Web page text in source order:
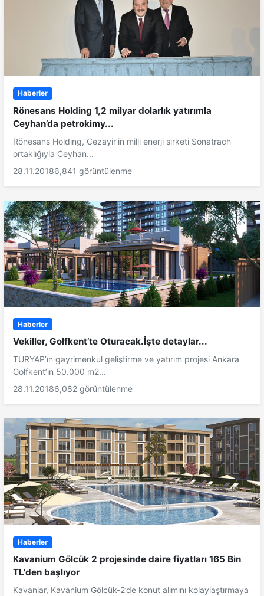
Haberler
Rönesans Holding 1,2 milyar dolarlık yatırımla
Ceyhan’da petrokimy...
Rönesans Holding, Cezayir’in milli enerji şirketi Sonatrach
ortaklığıyla Ceyhan...
28.11.20186,841 görüntülenme
Haberler
Vekiller, Golfkent’te Oturacak.İşte detaylar...
TURYAP’ın gayrimenkul geliştirme ve yatırım projesi Ankara
Golfkent’in 50.000 m2...
28.11.20186,082 görüntülenme
Haberler
Kavanium Gölcük 2 projesinde daire fiyatları 165 Bin
TL'den başlıyor
Kavanlar, Kavanium Gölcük-2’de konut alımını kolaylaştırmaya